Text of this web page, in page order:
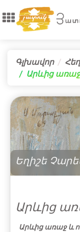
Գլխավոր
Արևից
Եղիշե
Արևից
Արևից առաջ և